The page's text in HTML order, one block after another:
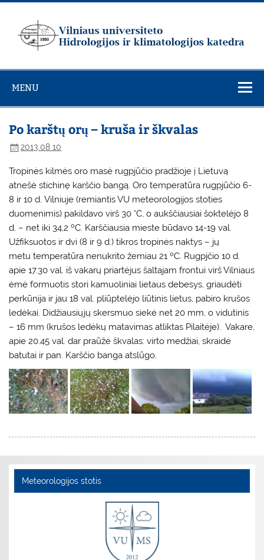
Skip
universiteto
Hidrologijos ir
klimatologijos
katedra
MENU
Po karštų orų – kruša ir škvalas
2013 08 10
Tropinės kilmės oro masė rugpjūčio pradžioje į Lietuvą
atnešė stichinę karščio bangą. Oro temperatūra rugpjūčio 6-
8 ir 10 d. Vilniuje (remiantis VU meteorologijos stoties
duomenimis) pakildavo virš 30 °C, o aukščiausiai šoktelėjo 8
d. – net iki 34,2 ºC. Karščiausia mieste būdavo 14-19 val.
Užfiksuotos ir dvi (8 ir 9 d.) tikros tropinės naktys – jų
metu temperatūra nenukrito žemiau 21 ºC. Rugpjčio 10 d.
apie 17.30 val. iš vakarų priartėjus šaltajam frontui virš Vilniaus
ėmė formuotis stori kamuoliniai lietaus debesys, griaudėti
perkūnija ir jau 18 val. pliūptelėjo liūtinis lietus, pabiro krušos
ledėkai. Didžiausiųjų skersmuo siekė net 20 mm, o vidutinis
– 16 mm (krušos ledėkų matavimas atliktas Pilaitėje). Vakare,
apie 20.45 val. dar praūžė škvalas: virto medžiai, skraidė
batutai ir pan. Karščio banga atslūgo.
Meteorologijos stotis